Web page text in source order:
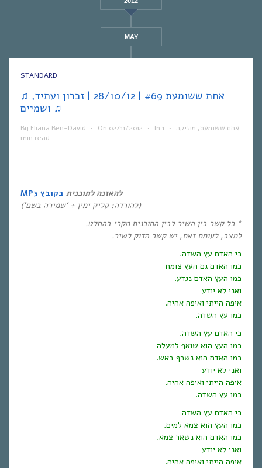
MAY
STANDARD
♫ אחת ששומעת #69 | 28/10/12 | זכרון ועתיד,
ושמיים ♫
By Eliana Ben-David • On 02/11/2012 • In אחת ששומעת, מוזיקה •
1
min read
להאזנה לתוכנית בקובץ MP3
(להורדה: קליק ימין + ‘שמירה בשם’)
* כל קשר בין השיר לבין התוכנית מקרי בהחלט.
למצב, לעומת זאת, יש קשר הדוק לשיר.
כי האדם עץ השדה.
כמו האדם גם העץ צומח
כמו העץ האדם נגדע.
ואני לא יודע
איפה הייתי ואיפה אהיה.
כמו עץ השדה.
כי האדם עץ השדה.
כמו העץ הוא שואף למעלה
כמו האדם הוא נשרף באש.
ואני לא יודע
איפה הייתי ואיפה אהיה.
כמו עץ השדה.
כי האדם עץ השדה
כמו העץ הוא צמא למים.
כמו האדם הוא נשאר צמא.
ואני לא יודע
איפה הייתי ואיפה אהיה.